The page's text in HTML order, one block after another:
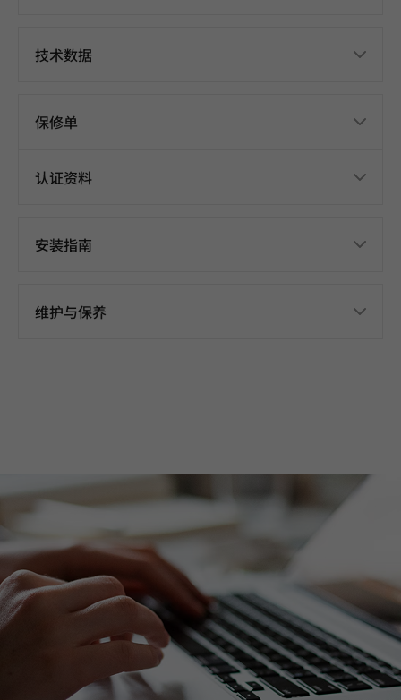
技术数据
保修单
认证资料
安装指南
维护与保养